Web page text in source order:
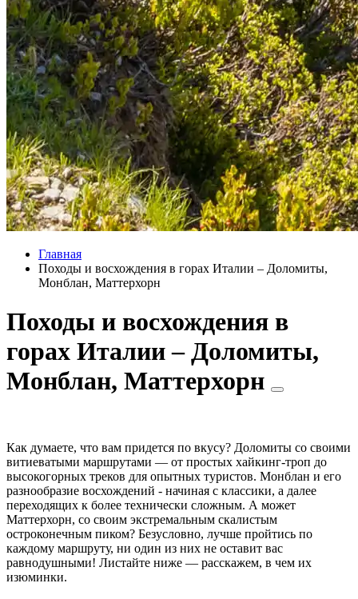
Главная
Походы и восхождения в горах Италии – Доломиты,
Монблан, Маттерхорн
Походы и восхождения в
горах Италии – Доломиты,
Монблан, Маттерхорн
Как думаете, что вам придется по вкусу? Доломиты со своими
витиеватыми маршрутами — от простых хайкинг-троп до
высокогорных треков для опытных туристов. Монблан и его
разнообразие восхождений - начиная с классики, а далее
переходящих к более технически сложным. А может
Маттерхорн, со своим экстремальным скалистым
остроконечным пиком? Безусловно, лучше пройтись по
каждому маршруту, ни один из них не оставит вас
равнодушными! Листайте ниже — расскажем, в чем их
изюминки.